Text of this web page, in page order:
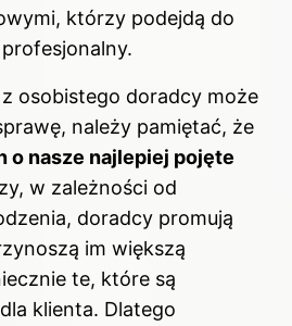
którzy podejdą do
osobistego doradcy może
należy pamiętać, że
o nasze najlepiej pojęte
w zależności od
doradcy promują
im większą
te, które są
klienta. Dlatego